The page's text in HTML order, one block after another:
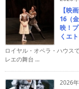
【映
16（
映！
くエ
ロイヤル・オペラ・ハウス
レエの舞台 ...
2026